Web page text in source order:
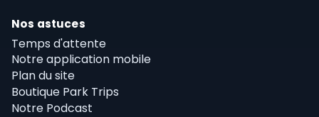
Nos astuces
Temps d'attente
Notre application mobile
Plan du site
Boutique Park Trips
Notre Podcast